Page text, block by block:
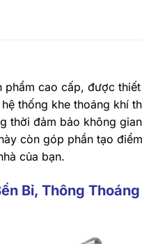
phẩm cao cấp, được
thống khe thoáng khí
thời đảm bảo không
còn góp phần tạo
của bạn.
Bỉ, Thông